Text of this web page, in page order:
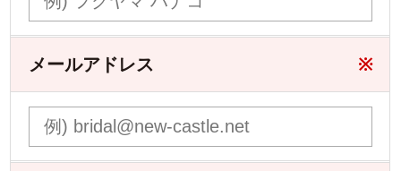
メールアドレス ※